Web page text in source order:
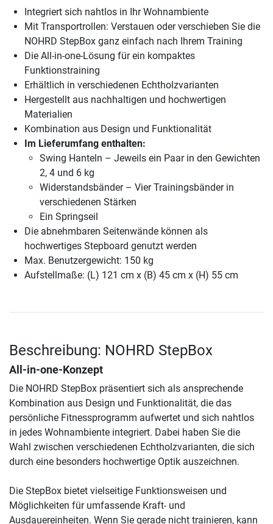
Integriert sich nahtlos in Ihr Wohnambiente
Mit Transportrollen: Verstauen oder verschieben Sie die
NOHRD StepBox ganz einfach nach Ihrem Training
Die All-in-one-Lösung für ein kompaktes
Funktionstraining
Erhältlich in verschiedenen Echtholzvarianten
Hergestellt aus nachhaltigen und hochwertigen
Materialien
Kombination aus Design und Funktionalität
Im Lieferumfang enthalten:
Swing Hanteln – Jeweils ein Paar in den Gewichten
2, 4 und 6 kg
Widerstandsbänder – Vier Trainingsbänder in
verschiedenen Stärken
Ein Springseil
Die abnehmbaren Seitenwände können als
hochwertiges Stepboard genutzt werden
Max. Benutzergewicht: 150 kg
Aufstellmaße: (L) 121 cm x (B) 45 cm x (H) 55 cm
Beschreibung: NOHRD StepBox
All-in-one-Konzept
Die NOHRD StepBox präsentiert sich als ansprechende
Kombination aus Design und Funktionalität, die das
persönliche Fitnessprogramm aufwertet und sich nahtlos
in jedes Wohnambiente integriert. Dabei haben Sie die
Wahl zwischen verschiedenen Echtholzvarianten, die sich
durch eine besonders hochwertige Optik auszeichnen.
Die StepBox bietet vielseitige Funktionsweisen und
Möglichkeiten für umfassende Kraft- und
Ausdauereinheiten. Wenn Sie gerade nicht trainieren, kann